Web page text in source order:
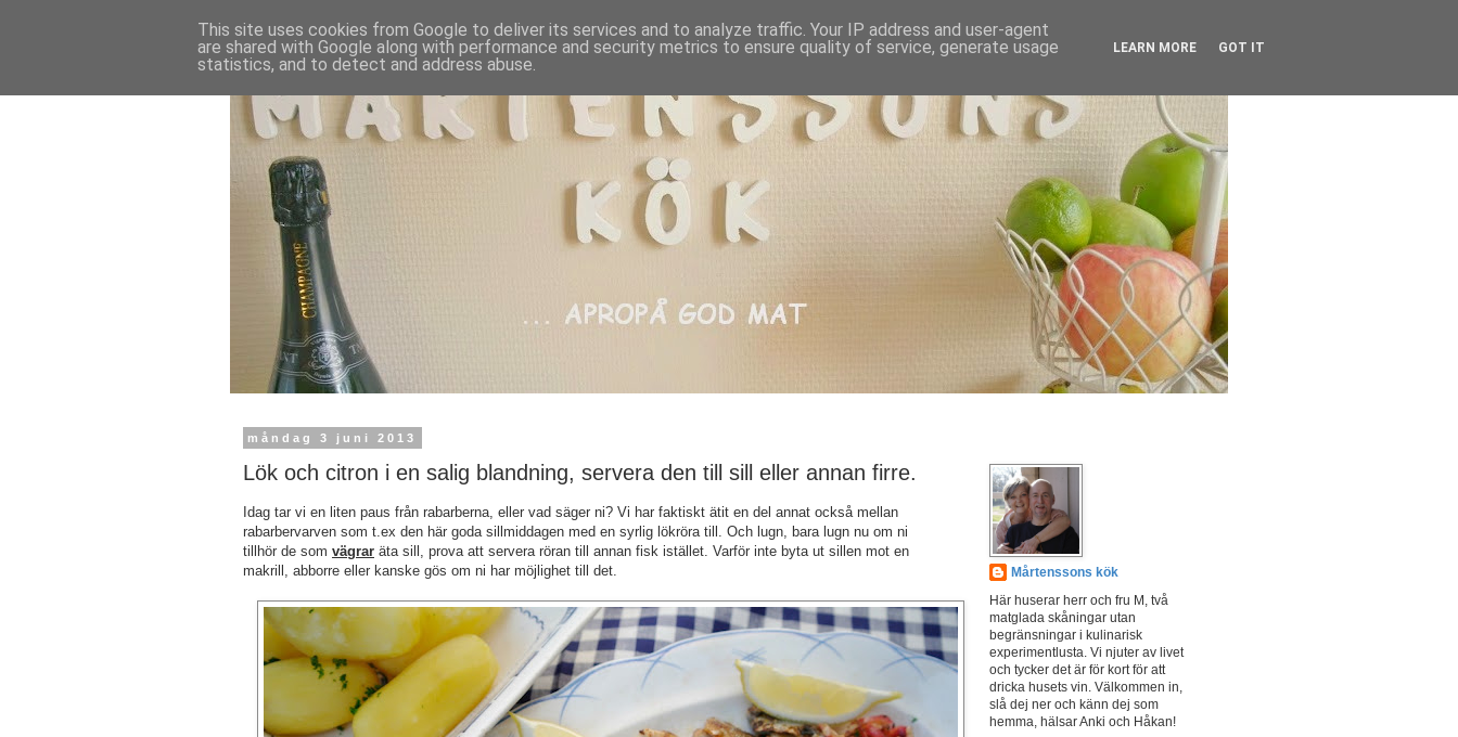
måndag 3 juni 2013
Lök och citron i en salig blandning, servera den till sill eller annan firre.
Idag tar vi en liten paus från rabarberna, eller vad säger ni? Vi har faktiskt ätit en del annat också mellan
rabarbervarven som t.ex den här goda sillmiddagen med en syrlig lökröra till. Och lugn, bara lugn nu om ni
tillhör de som vägrar äta sill, prova att servera röran till annan fisk istället. Varför inte byta ut sillen mot en
makrill, abborre eller kanske gös om ni har möjlighet till det.
Mårtenssons kök
Här huserar herr och fru M, två
matglada skåningar utan
begränsningar i kulinarisk
experimentlusta. Vi njuter av livet
och tycker det är för kort för att
dricka husets vin. Välkommen in,
slå dej ner och känn dej som
hemma, hälsar Anki och Håkan!
This site uses cookies from Google to deliver its services and to analyze traffic. Your IP address and user-agent
are shared with Google along with performance and security metrics to ensure quality of service, generate usage
statistics, and to detect and address abuse.
LEARN MORE GOT IT